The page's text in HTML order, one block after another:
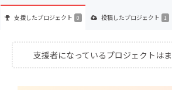
支援したプロジェクト 0 投稿したプロジェクト 1
支援者になっているプロジェクトはま